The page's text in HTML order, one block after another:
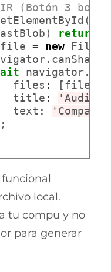
(Botón 3
return
file = new
files
:
[file],
title
:
'Audio
text
:
funcional
local.
tu compu y no
para generar